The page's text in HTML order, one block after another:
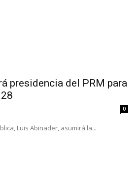
presidencia del PRM para
0
Luis Abinader, asumirá la...